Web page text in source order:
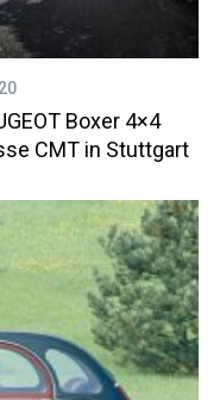
Boxer 4×4
CMT in Stuttgart